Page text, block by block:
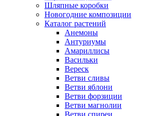
Шляпные коробки
Новогодние композиции
Каталог растений
Анемоны
Антуриумы
Амариллисы
Васильки
Вереск
Ветви сливы
Ветви яблони
Ветви форзиции
Ветви магнолии
Ветви спиреи